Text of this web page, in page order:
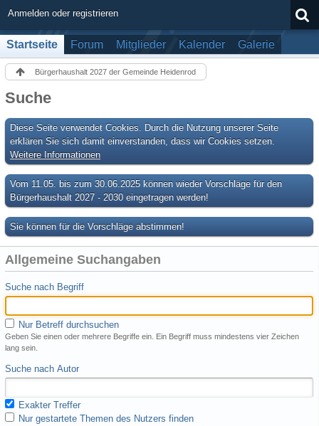
Anmelden oder registrieren
Startseite Forum Mitglieder Kalender Galerie
Bürgerhaushalt 2027 der Gemeinde Heidenrod
Suche
Diese Seite verwendet Cookies. Durch die Nutzung unserer Seite
erklären Sie sich damit einverstanden, dass wir Cookies setzen.
Weitere Informationen
Vom 11.05. bis zum 30.06.2025 können wieder Vorschläge für den
Bürgerhaushalt 2027 - 2030 eingetragen werden!
Sie können für die Vorschläge abstimmen!
Allgemeine Suchangaben
Suche nach Begriff
Nur Betreff durchsuchen
Geben Sie einen oder mehrere Begriffe ein. Ein Begriff muss mindestens vier Zeichen
lang sein.
Suche nach Autor
Exakter Treffer
Nur gestartete Themen des Nutzers finden